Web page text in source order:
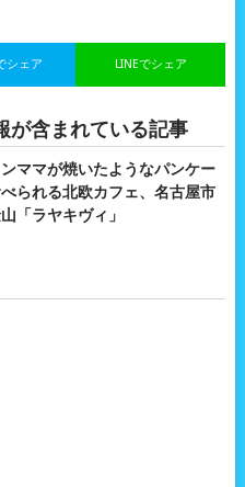
LINEでシェア
シェア
が含まれている記事
ママが焼いたようなパンケー
られる北欧カフェ、名古屋市
「ラヤキヴィ」